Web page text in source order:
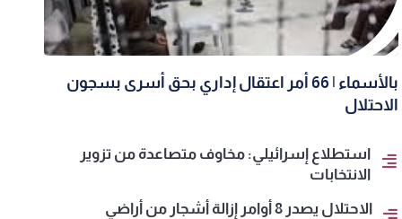
بالأسماء | 66 أمر اعتقال إداري بحق أسرى بسجون
الاحتلال
استطلاع إسرائيلي: مخاوف متصاعدة من تزوير
الانتخابات
الاحتلال يصدر 8 أوامر إزالة أشجار من أراضي